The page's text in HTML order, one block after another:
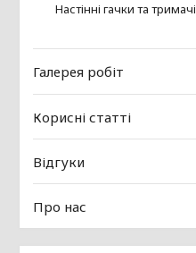
Настінні гачки та тримачі
Галерея робіт
Корисні статті
Відгуки
Про нас